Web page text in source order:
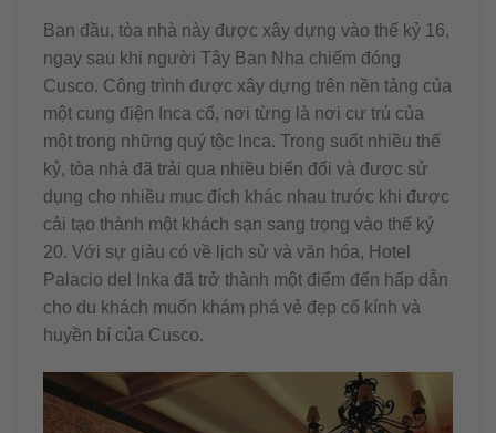
Ban đầu, tòa nhà này được xây dựng vào thế kỷ 16,
ngay sau khi người Tây Ban Nha chiếm đóng
Cusco. Công trình được xây dựng trên nền tảng của
một cung điện Inca cổ, nơi từng là nơi cư trú của
một trong những quý tộc Inca. Trong suốt nhiều thế
kỷ, tòa nhà đã trải qua nhiều biến đổi và được sử
dụng cho nhiều mục đích khác nhau trước khi được
cải tạo thành một khách sạn sang trọng vào thế kỷ
20. Với sự giàu có về lịch sử và văn hóa, Hotel
Palacio del Inka đã trở thành một điểm đến hấp dẫn
cho du khách muốn khám phá vẻ đẹp cổ kính và
huyền bí của Cusco.